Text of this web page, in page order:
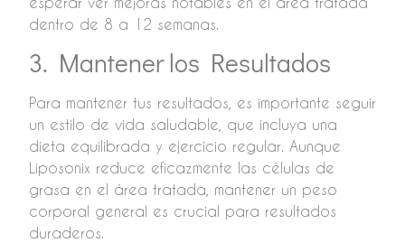
dentro de 8 a 12 semanas.
3. Mantener los Resultados
Para mantener tus resultados, es importante seguir
un estilo de vida saludable, que incluya una
dieta equilibrada y ejercicio regular. Aunque
Liposonix reduce eficazmente las células de
grasa en el área tratada, mantener un peso
corporal general es crucial para resultados
duraderos.